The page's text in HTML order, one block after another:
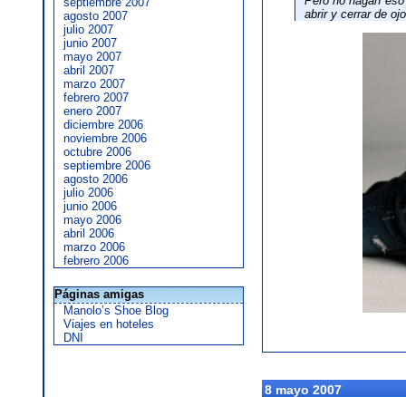
agosto 2007
julio 2007
junio 2007
mayo 2007
abril 2007
marzo 2007
febrero 2007
enero 2007
diciembre 2006
noviembre 2006
octubre 2006
septiembre 2006
agosto 2006
julio 2006
junio 2006
mayo 2006
abril 2006
marzo 2006
febrero 2006
Páginas amigas
Manolo’s Shoe Blog
Viajes en hoteles
DNI
abrir y cerrar de
8 mayo 2007